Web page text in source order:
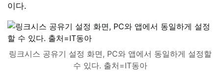
이다.
링크시스 공유기 설정 화면, PC와 앱에서 동일하게 설정할
수 있다. 출처=IT동아